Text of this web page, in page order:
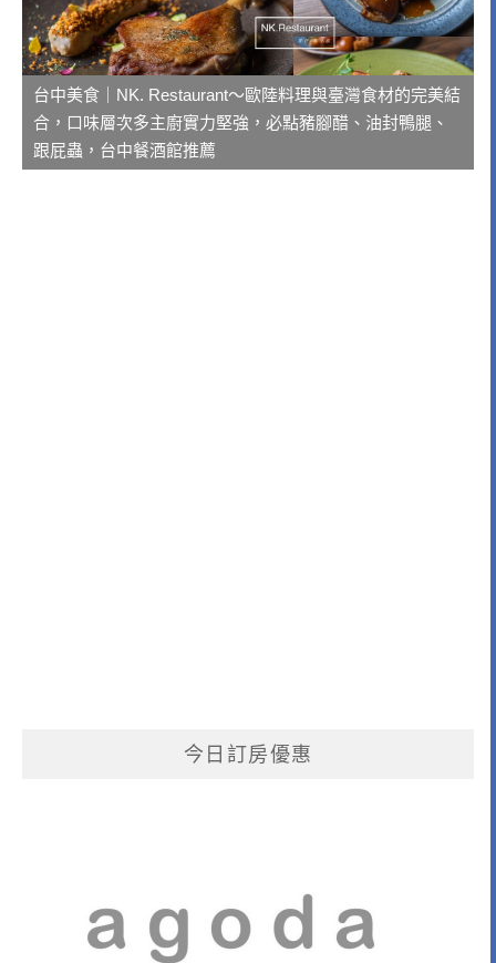
台中美食｜NK. Restaurant～歐陸料理與臺灣食材的完美結
合，口味層次多主廚實力堅強，必點豬腳醋、油封鴨腿、
跟屁蟲，台中餐酒館推薦
今日訂房優惠